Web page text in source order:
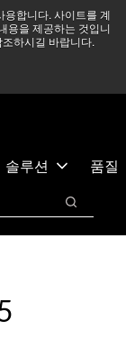
용합니다. 사이트를 계
용을 제공하는 것입니
하시길 바랍니다.
, 모든 서비스는
어보기 →
솔루션
품질
검색